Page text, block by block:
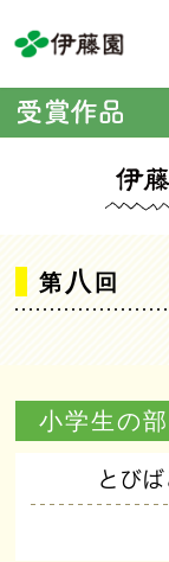
第 八 回
小学生の
とび